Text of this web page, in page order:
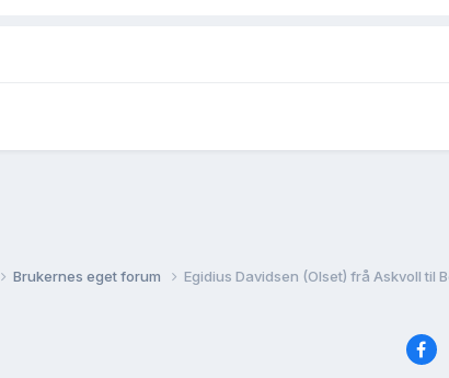
Brukernes eget forum Egidius Davidsen (Olset) frå Askvoll til